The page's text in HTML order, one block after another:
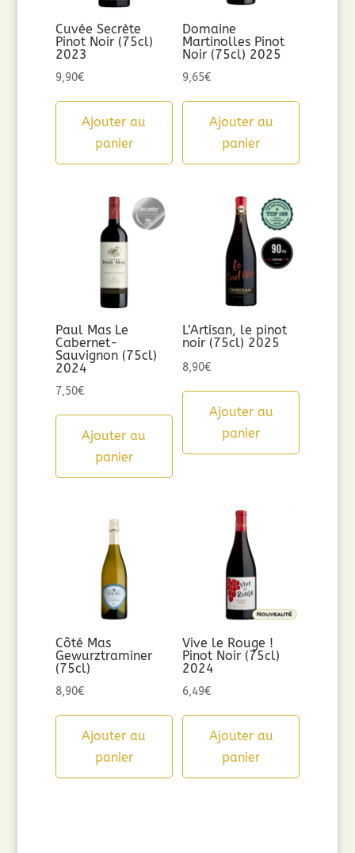
Cuvée Secrète
Pinot Noir (75cl)
2023
9,90€
Ajouter au
panier
Domaine
Martinolles Pinot
Noir (75cl) 2025
9,65€
Ajouter au
panier
Paul Mas Le
Cabernet-
Sauvignon (75cl)
2024
7,50€
Ajouter au
panier
L’Artisan, le pinot
noir (75cl) 2025
8,90€
Ajouter au
panier
Côté Mas
Gewurztraminer
(75cl)
8,90€
Ajouter au
panier
Vive le Rouge !
Pinot Noir (75cl)
2024
6,49€
Ajouter au
panier